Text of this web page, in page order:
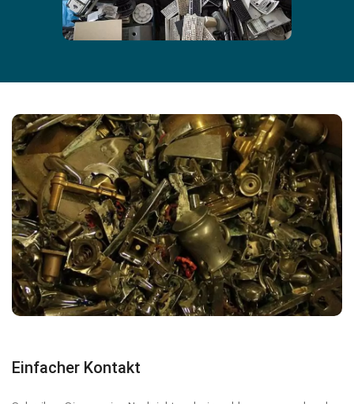
Einfacher Kontakt